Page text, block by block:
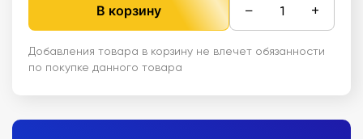
В корзину − +
Добавления товара в корзину не влечет обязанности
по покупке данного товара